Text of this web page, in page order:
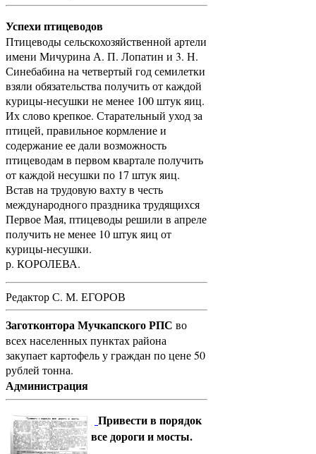
Успехи птицеводов
Птицеводы сельскохозяйственной артели
имени Мичурина А. П. Лопатин и 3. Н.
Синебабина на четвертый год семилетки
взяли обязательства получить от каждой
курицы-несушки не менее 100 штук яиц.
Их слово крепкое. Старательный уход за
птицей, правильное кормление и
содержание ее дали возможность
птицеводам в первом квартале получить
от каждой несушки по 17 штук яиц.
Встав на трудовую вахту в честь
международного праздника трудящихся
Первое Мая, птицеводы решили в апреле
получить не менее 10 штук яиц от
курицы-несушки.
р. КОРОЛЕВА.
Редактор С. М. ЕГОРОВ
Заготконтора Мучкапского РПС во
всех населенных пунктах района
закупает картофель у граждан по цене 50
рублей тонна.
Администрация
Привести в порядок
все дороги и мосты.